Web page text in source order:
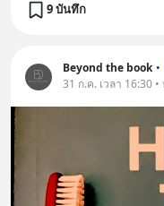
9 บันทึก
Beyond the book •
31 ก.ค. เวลา 16:30 •